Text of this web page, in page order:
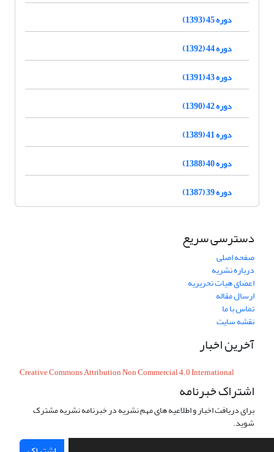
دوره 45 (1393)
دوره 44 (1392)
دوره 43 (1391)
دوره 42 (1390)
دوره 41 (1389)
دوره 40 (1388)
دوره 39 (1387)
دسترسی سریع
صفحه اصلی
درباره نشریه
اعضای هیات تحریریه
ارسال مقاله
تماس با ما
نقشه سایت
آخرین اخبار
Creative Commons Attribution Non Commercial 4.0 International
اشتراک خبرنامه
برای دریافت اخبار و اطلاعیه های مهم نشریه در خبرنامه نشریه مشترک
شوید.